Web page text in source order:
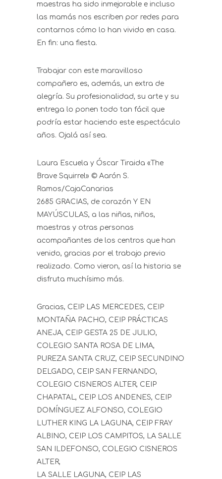
maestras ha sido inmejorable e incluso
las mamás nos escriben por redes para
contarnos cómo lo han vivido en casa.
En fin: una fiesta.
Trabajar con este maravilloso
compañero es, además, un extra de
alegría. Su profesionalidad, su arte y su
entrega lo ponen todo tan fácil que
podría estar haciendo este espectáculo
años. Ojalá así sea.
Laura Escuela y Óscar Tiraida «The
Brave Squirrel» © Aarón S.
Ramos/CajaCanarias
2685 GRACIAS, de corazón Y EN
MAYÚSCULAS, a las niñas, niños,
maestras y otras personas
acompañantes de los centros que han
venido, gracias por el trabajo previo
realizado. Como vieron, así la historia se
disfruta muchísimo más.
Gracias, CEIP LAS MERCEDES, CEIP
MONTAÑA PACHO, CEIP PRÁCTICAS
ANEJA, CEIP GESTA 25 DE JULIO,
COLEGIO SANTA ROSA DE LIMA,
PUREZA SANTA CRUZ, CEIP SECUNDINO
DELGADO, CEIP SAN FERNANDO,
COLEGIO CISNEROS ALTER, CEIP
CHAPATAL, CEIP LOS ANDENES, CEIP
DOMÍNGUEZ ALFONSO, COLEGIO
LUTHER KING LA LAGUNA, CEIP FRAY
ALBINO, CEIP LOS CAMPITOS, LA SALLE
SAN ILDEFONSO, COLEGIO CISNEROS
ALTER,
LA SALLE LAGUNA, CEIP LAS